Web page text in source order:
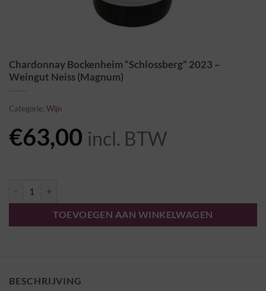
Chardonnay Bockenheim “Schlossberg” 2023 –
Weingut Neiss (Magnum)
Categorie: Wijn
€63,00 incl. BTW
TOEVOEGEN AAN WINKELWAGEN
BESCHRIJVING